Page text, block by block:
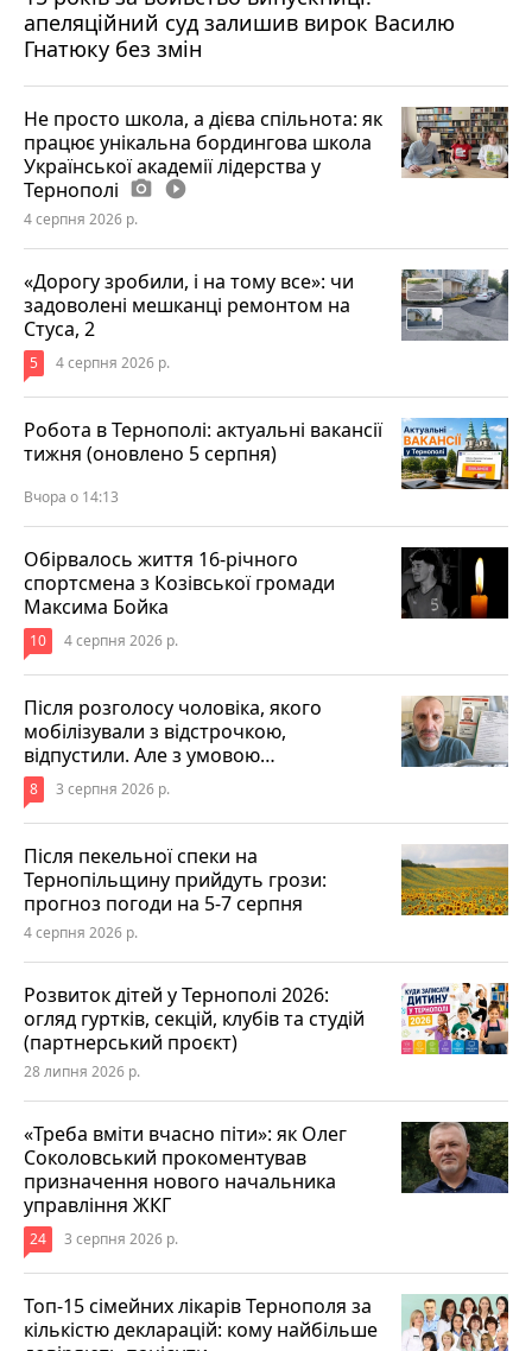
апеляційний суд залишив вирок Василю
Гнатюку без змін
Не просто школа, а дієва спільнота: як
працює унікальна бордингова школа
Української академії лідерства у
Тернополі photo_camera play_circle_filled
4 серпня 2026 р.
«Дорогу зробили, і на тому все»: чи
задоволені мешканці ремонтом на
Стуса, 2
5 4 серпня 2026 р.
Робота в Тернополі: актуальні вакансії
тижня (оновлено 5 серпня)
Вчора о 14:13
Обірвалось життя 16-річного
спортсмена з Козівської громади
Максима Бойка
10 4 серпня 2026 р.
Після розголосу чоловіка, якого
мобілізували з відстрочкою,
відпустили. Але з умовою…
8 3 серпня 2026 р.
Після пекельної спеки на
Тернопільщину прийдуть грози:
прогноз погоди на 5-7 серпня
4 серпня 2026 р.
Розвиток дітей у Тернополі 2026:
огляд гуртків, секцій, клубів та студій
(партнерський проєкт)
28 липня 2026 р.
«Треба вміти вчасно піти»: як Олег
Соколовський прокоментував
призначення нового начальника
управління ЖКГ
24 3 серпня 2026 р.
Топ-15 сімейних лікарів Тернополя за
кількістю декларацій: кому найбільше